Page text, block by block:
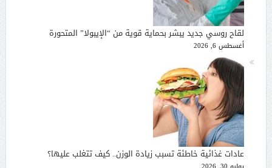
لقاح روسي جديد يبشر بحماية قوية من “الإيبولا” المتحورة
أغسطس 6, 2026
عادات غذائية خاطئة تسبب زيادة الوزن.. كيف تتغلب عليها؟